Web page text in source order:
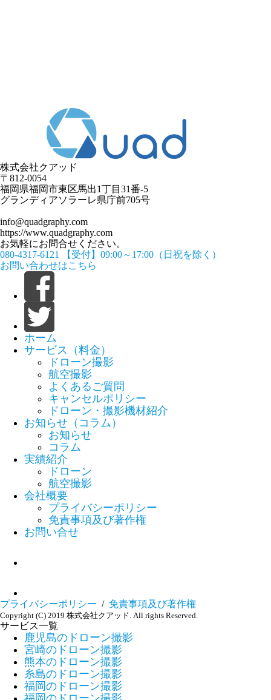
株式会社クアッド
〒812-0054
​福岡県福岡市東区馬出1丁目31番-5
グランディアソラーレ県庁前705号
info@quadgraphy.com
https://www.quadgraphy.com
お気軽にお問合せください。
080-4317-6121
【受付】09:00～17:00（日祝を除く）
お問い合わせはこちら
ホーム
サービス（料金）
ドローン撮影
航空撮影
よくあるご質問
キャンセルポリシー
ドローン・撮影機材紹介
お知らせ（コラム）
お知らせ
コラム
実績紹介
ドローン
航空撮影
会社概要
プライバシーポリシー
免責事項及び著作権
お問い合せ
プライバシーポリシー / 免責事項及び著作権
Copyright (C) 2019 株式会社クアッド. All rights Reserved.
サービス一覧
鹿児島のドローン撮影
宮崎のドローン撮影
熊本のドローン撮影
糸島のドローン撮影
福岡のドローン撮影